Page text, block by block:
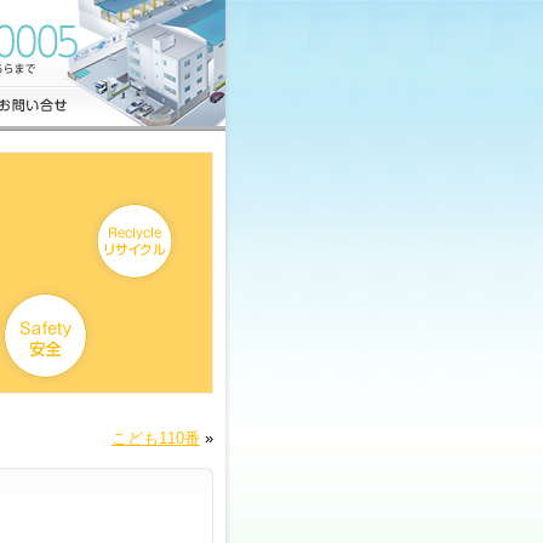
こども110番 »